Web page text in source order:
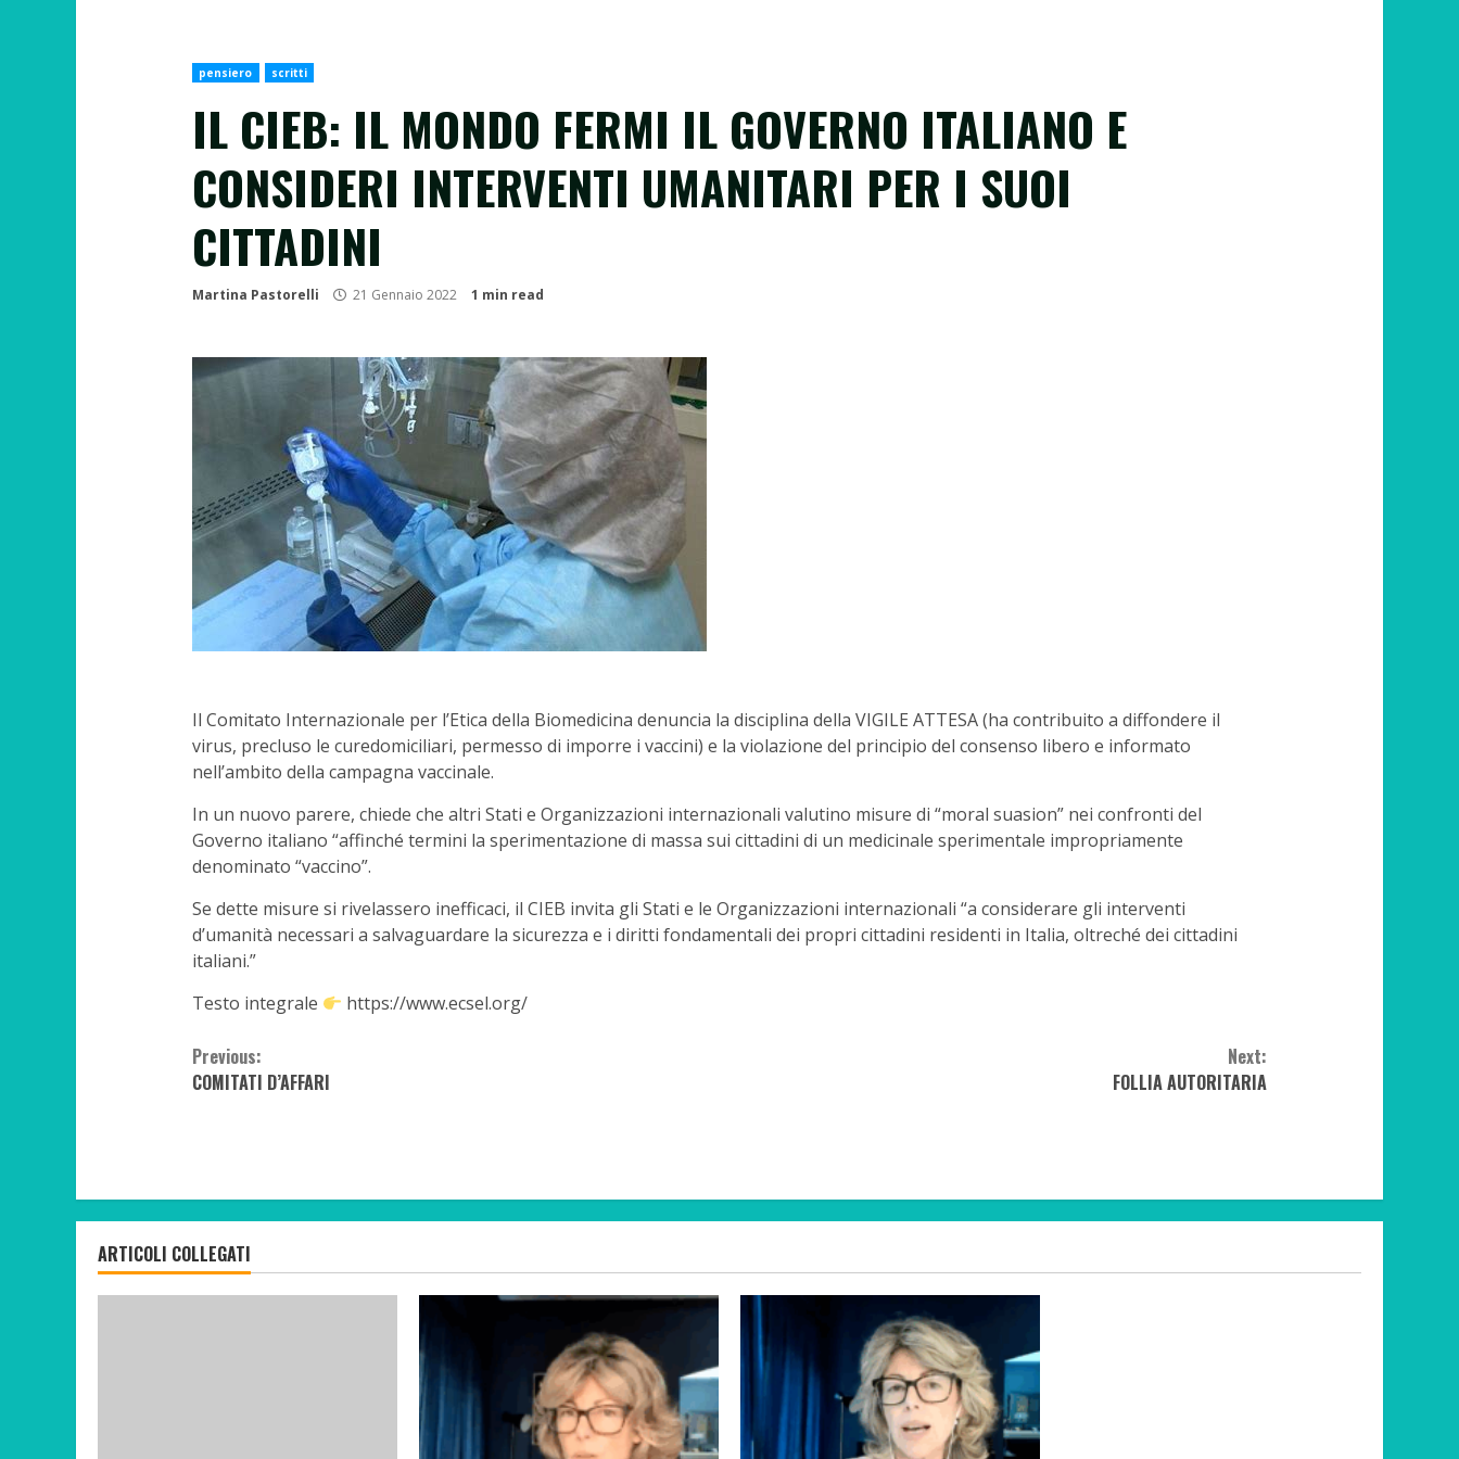
pensiero scritti
IL CIEB: IL MONDO FERMI IL GOVERNO ITALIANO E
CONSIDERI INTERVENTI UMANITARI PER I SUOI
CITTADINI
Martina Pastorelli 21 Gennaio 2022 1 min read
Il Comitato Internazionale per l’Etica della Biomedicina denuncia la disciplina della VIGILE ATTESA (ha contribuito a diffondere il
virus, precluso le curedomiciliari, permesso di imporre i vaccini) e la violazione del principio del consenso libero e informato
nell’ambito della campagna vaccinale.
In un nuovo parere, chiede che altri Stati e Organizzazioni internazionali valutino misure di “moral suasion” nei confronti del
Governo italiano “affinché termini la sperimentazione di massa sui cittadini di un medicinale sperimentale impropriamente
denominato “vaccino”.
Se dette misure si rivelassero inefficaci, il CIEB invita gli Stati e le Organizzazioni internazionali “a considerare gli interventi
d’umanità necessari a salvaguardare la sicurezza e i diritti fondamentali dei propri cittadini residenti in Italia, oltreché dei cittadini
italiani.”
Testo integrale
https://www.ecsel.org/
Continue
Reading
Previous:
COMITATI D’AFFARI
Next:
FOLLIA AUTORITARIA
ARTICOLI COLLEGATI